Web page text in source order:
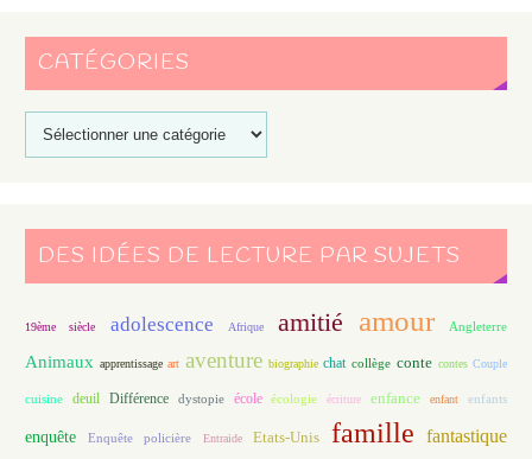
CATÉGORIES
DES IDÉES DE LECTURE PAR SUJETS
19ème siècle adolescence Afrique amitié amour Angleterre
Animaux apprentissage art aventure biographie chat collège conte contes Couple
cuisine deuil Différence dystopie école écologie écriture enfance enfant enfants
enquête Enquête policière Entraide Etats-Unis famille fantastique